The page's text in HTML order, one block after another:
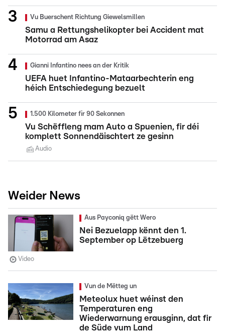
Vu Buerschent Richtung Giewelsmillen
Samu a Rettungshelikopter bei Accident mat
Motorrad am Asaz
Gianni Infantino nees an der Kritik
UEFA huet Infantino-Mataarbechterin eng
héich Entschiedegung bezuelt
1.500 Kilometer fir 90 Sekonnen
Vu Schëffleng mam Auto a Spuenien, fir déi
komplett Sonnendäischtert ze gesinn
Audio
Weider News
Aus Payconiq gëtt Wero
Nei Bezuelapp kënnt den 1.
September op Lëtzebuerg
Video
Vun de Mëtteg un
Meteolux huet wéinst den
Temperaturen eng
Wiederwarnung erausginn, dat fir
de Süde vum Land